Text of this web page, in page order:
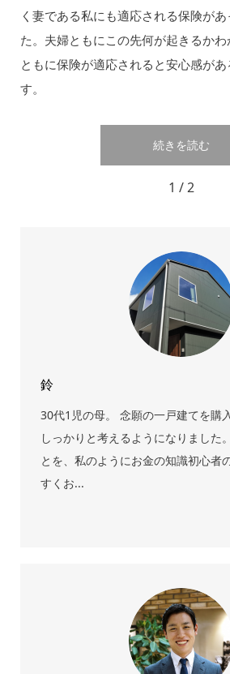
く妻である私にも適応される保険が
た。夫婦ともにこの先何が起きるか
ともに保険が適応されると安心感が
す。
続きを読む
1 / 2
鈴
30代1児の母。 念願の一戸建てを購
しっかりと考えるようになりました
とを、私のようにお金の知識初心者
すくお...